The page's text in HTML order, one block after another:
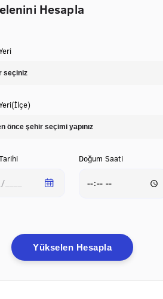
Hesapla
Doğum Saati
Yükselen Hesapla